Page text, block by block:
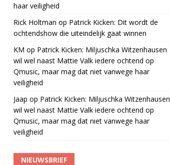
haar veiligheid
Rick Holtman op Patrick Kicken: Dit wordt de
ochtendshow die uiteindelijk gaat winnen
KM op Patrick Kicken: Miljuschka Witzenhausen
wil wel naast Mattie Valk iedere ochtend op
Qmusic, maar mag dat niet vanwege haar
veiligheid
Jaap op Patrick Kicken: Miljuschka Witzenhausen
wil wel naast Mattie Valk iedere ochtend op
Qmusic, maar mag dat niet vanwege haar
veiligheid
NIEUWSBRIEF